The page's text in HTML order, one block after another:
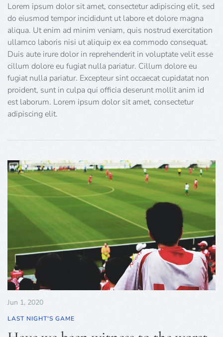
Lorem ipsum dolor sit amet, consectetur adipiscing elit, sed
do eiusmod tempor incididunt ut labore et dolore magna
aliqua. Ut enim ad minim veniam, quis nostrud exercitation
ullamco laboris nisi ut aliquip ex ea commodo consequat.
Duis aute irure dolor in reprehenderit in voluptate velit esse
cillum dolore eu fugiat nulla pariatur. Cillum dolore eu
fugiat nulla pariatur. Excepteur sint occaecat cupidatat non
proident, sunt in culpa qui officia deserunt mollit anim id
est laborum. Lorem ipsum dolor sit amet, consectetur
adipiscing elit.
Jun 1, 2020
LAST NIGHT'S GAME